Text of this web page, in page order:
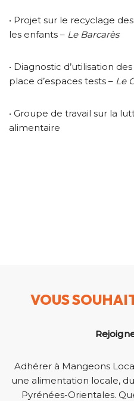
• Projet sur le recyclage
les enfants – Le Barcarès
• Diagnostic d’utilisation
place d’espaces tests – Le
• Groupe de travail sur la
alimentaire
VOUS
Adhérer à Mangeons
une alimentation locale,
Pyrénées-Orientales.